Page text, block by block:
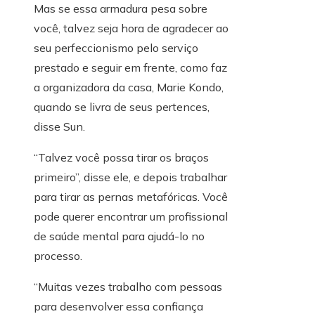
Mas se essa armadura pesa sobre
você, talvez seja hora de agradecer ao
seu perfeccionismo pelo serviço
prestado e seguir em frente, como faz
a organizadora da casa, Marie Kondo,
quando se livra de seus pertences,
disse Sun.
“Talvez você possa tirar os braços
primeiro”, disse ele, e depois trabalhar
para tirar as pernas metafóricas. Você
pode querer encontrar um profissional
de saúde mental para ajudá-lo no
processo.
“Muitas vezes trabalho com pessoas
para desenvolver essa confiança